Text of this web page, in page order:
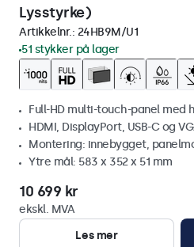
Lysstyrke)
Artikkelnr.: 24HB9M/U1
51 stykker på lager
Full-HD multi-touch-panel med
HDMI, DisplayPort, USB-C og
Montering: innebygget,
Ytre mål: 583 x 352 x 51 mm
10 699 kr
ekskl. MVA
Les mer